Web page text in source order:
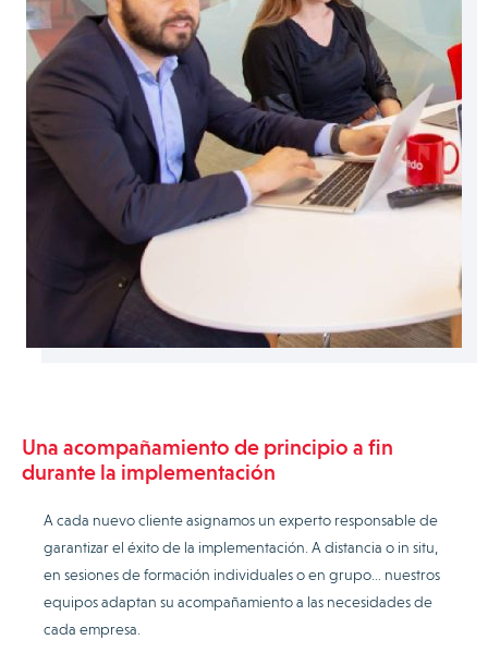
Una acompañamiento de principio a fin
durante la implementación
A cada nuevo cliente asignamos un experto responsable de
garantizar el éxito de la implementación. A distancia o in situ,
en sesiones de formación individuales o en grupo… nuestros
equipos adaptan su acompañamiento a las necesidades de
cada empresa.